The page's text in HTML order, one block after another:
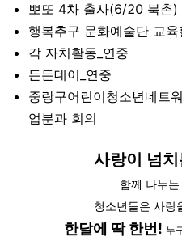
뽀또 4차 출사(6/20 북촌)
행복추구 문화예술단 교육
각 자치활동_연중
든든데이_연중
중랑구어린이청소년네트
업분과 회의
사랑이 넘
함께 나누
청소년들은 사랑
한달에 딱 한번! 누